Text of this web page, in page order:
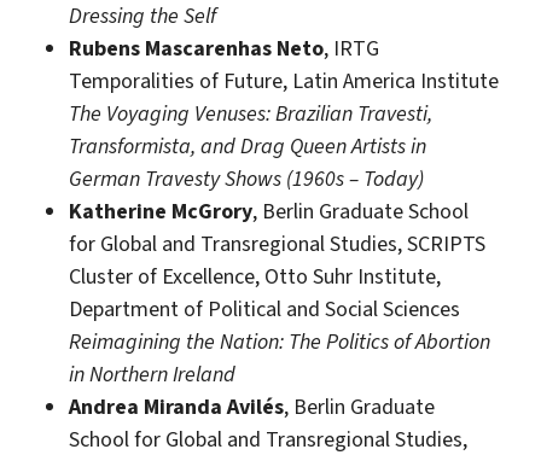
Dressing the Self
Rubens Mascarenhas Neto, IRTG
Temporalities of Future, Latin America Institute
The Voyaging Venuses: Brazilian Travesti,
Transformista, and Drag Queen Artists in
German Travesty Shows (1960s – Today)
Katherine McGrory, Berlin Graduate School
for Global and Transregional Studies, SCRIPTS
Cluster of Excellence, Otto Suhr Institute,
Department of Political and Social Sciences
Reimagining the Nation: The Politics of Abortion
in Northern Ireland
Andrea Miranda Avilés, Berlin Graduate
School for Global and Transregional Studies,